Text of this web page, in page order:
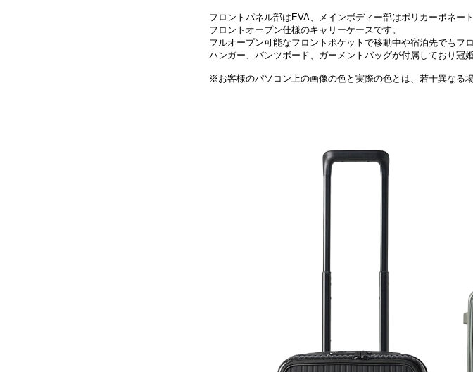
フロントパネル部はEVA、メインボディー部はポリカーボネ
フロントオープン仕様のキャリーケースです。
フルオープン可能なフロントポケットで移動中や宿泊先でもフ
ハンガー、パンツボード、ガーメントバッグが付属しており冠
※お客様のパソコン上の画像の色と実際の色とは、若干異なる